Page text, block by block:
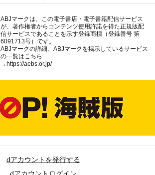
ABJマークは、この電子書店・電子書籍配信サービス
が、著作権者からコンテンツ使用許諾を得た正規版配
信サービスであることを示す登録商標（登録番号 第
6091713号）です。
ABJマークの詳細、ABJマークを掲示しているサービス
の一覧はこちら
→ https://aebs.or.jp/
dアカウントを発行する